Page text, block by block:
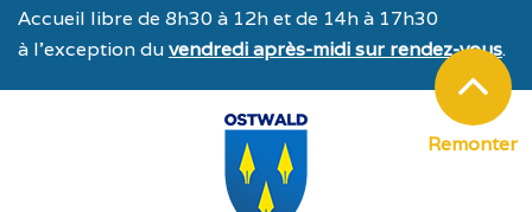
Accueil libre de 8h30 à 12h et de 14h à 17h30
à l’exception duvendredi après-midi sur rendez-vous.
Remonter